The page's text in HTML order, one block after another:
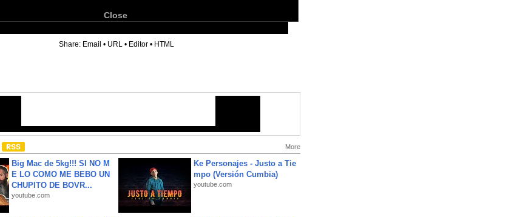
Close
Share: Email • URL • Editor • HTML
More
Big Mac de 5kg!!! SI NO M
E LO COMO ME BEBO UN
CHUPITO DE BOVR...
youtube.com
Ke Personajes - Justo a Tie
mpo (Versión Cumbia)
youtube.com